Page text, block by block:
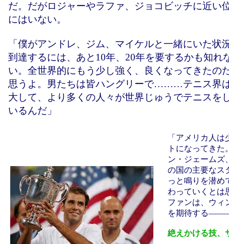
だ。だがロジャーやラファ、ジョコビッチに近い
にはいない。
「僕がアンドレ、ジム、マイケルと一緒にいた状
到達するには、あと10年、20年を要するかも知れ
い。全世界的にもう少し強く、良くなってきたの
思うよ。男たちは皆ハングリーで………テニス界
大して、より多くの人々が世界じゅうでテニスを
いるんだ」
「アメリカ人
トになってき
ン・ジェームズ
の国の主要なス
っと鳴りを潜め
わっていくとは
ファンは、ウィ
を期待する
絶えかける技、